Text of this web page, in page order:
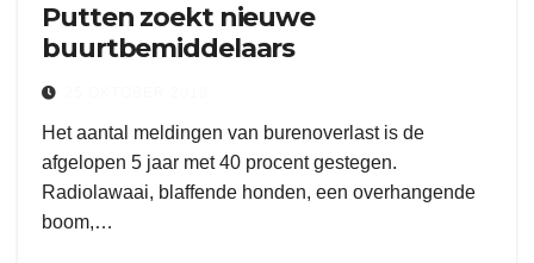
Putten zoekt nieuwe
buurtbemiddelaars
Het aantal meldingen van burenoverlast is de
afgelopen 5 jaar met 40 procent gestegen.
Radiolawaai, blaffende honden, een overhangende
boom,…